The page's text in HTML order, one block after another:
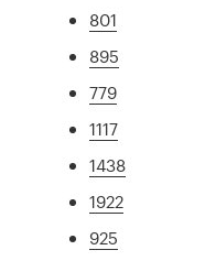
801
895
779
1117
1438
1922
925